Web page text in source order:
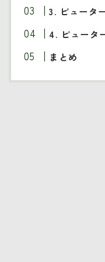
3. ピュータ
4. ピュータ
まとめ